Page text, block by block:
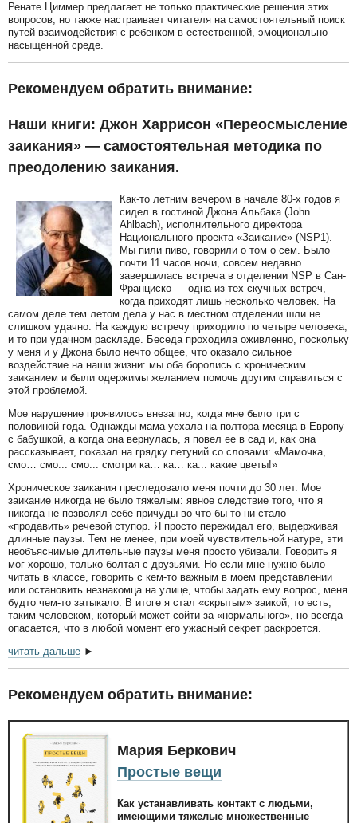
Ренате Циммер предлагает не только практические решения этих
вопросов, но также настраивает читателя на самостоятельный поиск
путей взаимодействия с ребенком в естественной, эмоционально
насыщенной среде.
Рекомендуем обратить внимание:
Наши книги: Джон Харрисон «Переосмысление
заикания» — самостоятельная методика по
преодолению заикания.
Как-то летним вечером в начале 80-х годов я
сидел в гостиной Джона Альбака (John
Ahlbach), исполнительного директора
Национального проекта «Заикание» (NSP1).
Мы пили пиво, говорили о том о сем. Было
почти 11 часов ночи, совсем недавно
завершилась встреча в отделении NSP в Сан-
Франциско — одна из тех скучных встреч,
когда приходят лишь несколько человек. На
самом деле тем летом дела у нас в местном отделении шли не
слишком удачно. На каждую встречу приходило по четыре человека,
и то при удачном раскладе. Беседа проходила оживленно, поскольку
у меня и у Джона было нечто общее, что оказало сильное
воздействие на наши жизни: мы оба боролись с хроническим
заиканием и были одержимы желанием помочь другим справиться с
этой проблемой.
Мое нарушение проявилось внезапно, когда мне было три с
половиной года. Однажды мама уехала на полтора месяца в Европу
с бабушкой, а когда она вернулась, я повел ее в сад и, как она
рассказывает, показал на грядку петуний со словами: «Мамочка,
смо… смо... смо... смотри ка… ка… ка... какие цветы!»
Хроническое заикания преследовало меня почти до 30 лет. Мое
заикание никогда не было тяжелым: явное следствие того, что я
никогда не позволял себе причуды во что бы то ни стало
«продавить» речевой ступор. Я просто пережидал его, выдерживая
длинные паузы. Тем не менее, при моей чувствительной натуре, эти
необъяснимые длительные паузы меня просто убивали. Говорить я
мог хорошо, только болтая с друзьями. Но если мне нужно было
читать в классе, говорить с кем-то важным в моем представлении
или остановить незнакомца на улице, чтобы задать ему вопрос, меня
будто чем-то затыкало. В итоге я стал «скрытым» заикой, то есть,
таким человеком, который может сойти за «нормального», но всегда
опасается, что в любой момент его ужасный секрет раскроется.
читать дальше ►
Рекомендуем обратить внимание:
Мария Беркович
Простые вещи
Как устанавливать контакт с людьми,
имеющими тяжелые множественные